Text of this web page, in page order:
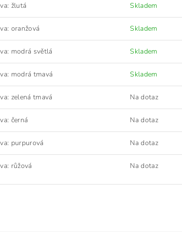
žlutá Skladem
oranžová Skladem
modrá světlá Skladem
modrá tmavá Skladem
zelená tmavá Na dotaz
černá Na dotaz
purpurová Na dotaz
růžová Na dotaz